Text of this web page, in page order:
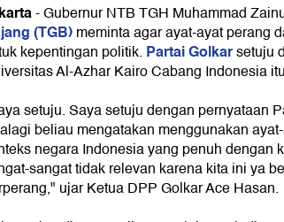
-Gubernur NTB TGH Muhammad
(TGB)meminta agar ayat-ayat perang
kepentingan politik. Partai Golkarsetuju
Al-Azhar Kairo Cabang Indonesia
setuju. Saya setuju dengan pernyataan
beliau mengatakan menggunakan
negara Indonesia yang penuh dengan
sangat tidak relevan karena kita ini ya
ujar Ketua DPP Golkar Ace Hasan.